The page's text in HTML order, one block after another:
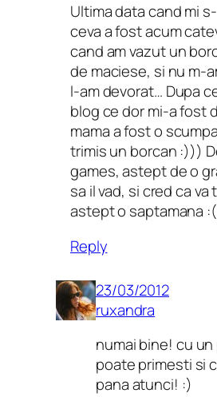
Ultima data cand mi
ceva a fost acum
cand am vazut un
de maciese, si nu m-
l-am devorat… Dupa
blog ce dor mi-a fost
mama a fost o
trimis un borcan :)))
games, astept de o
sa il vad, si cred ca va
astept o saptamana :(
Reply
23/03/2012
ruxandra
numai bine! cu
poate primesti si
pana atunci! :)